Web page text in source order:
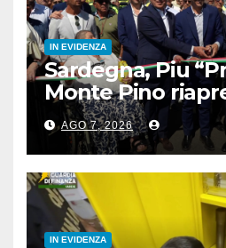
IN EVIDENZA
Sardegna, Piu
Monte Pino
anni, opera
AGO 7, 2026
IN EVIDENZA